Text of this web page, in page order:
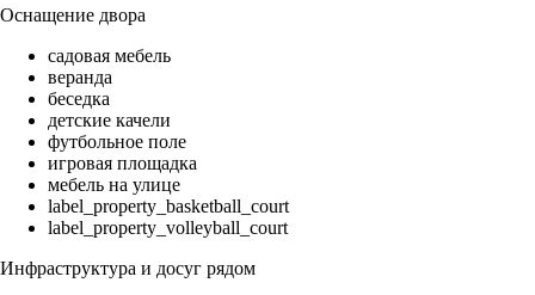
Оснащение двора
садовая мебель
веранда
беседка
детские качели
футбольное поле
игровая площадка
мебель на улице
label_property_basketball_court
label_property_volleyball_court
Инфраструктура и досуг рядом